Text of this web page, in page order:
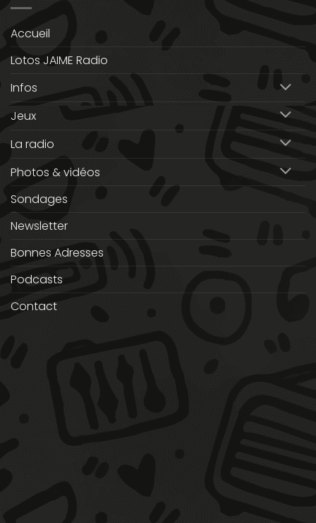
Accueil
Lotos JAIME Radio
Infos
Jeux
La radio
Photos & vidéos
Sondages
Newsletter
Bonnes Adresses
Podcasts
Contact